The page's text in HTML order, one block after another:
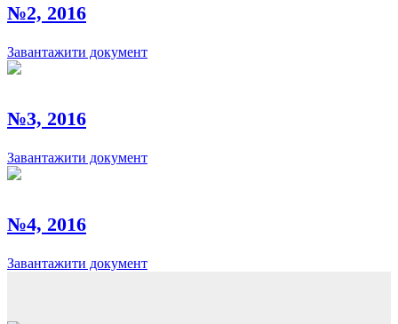
№2, 2016
Завантажити документ
№3, 2016
Завантажити документ
№4, 2016
Завантажити документ